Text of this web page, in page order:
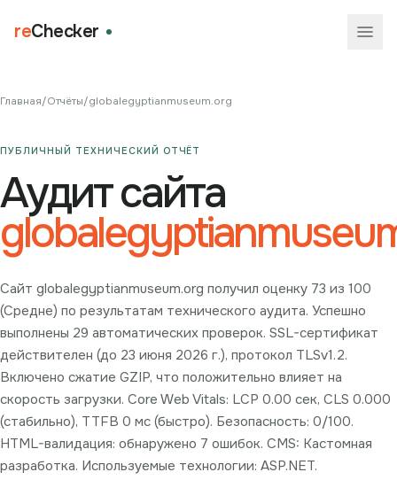
reChecker
Главная/Отчёты/globalegyptianmuseum.org
ПУБЛИЧНЫЙ ТЕХНИЧЕСКИЙ ОТЧЁТ
Аудит сайта
Сайт globalegyptianmuseum.org получил оценку 73 из 100
(Средне) по результатам технического аудита. Успешно
выполнены 29 автоматических проверок. SSL-сертификат
действителен (до 23 июня 2026 г.), протокол TLSv1.2.
Включено сжатие GZIP, что положительно влияет на
скорость загрузки. Core Web Vitals: LCP 0.00 сек, CLS 0.000
(стабильно), TTFB 0 мс (быстро). Безопасность: 0/100.
HTML-валидация: обнаружено 7 ошибок. CMS: Кастомная
разработка. Используемые технологии: ASP.NET.